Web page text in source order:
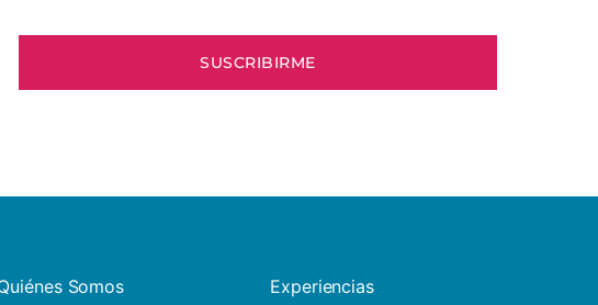
Somos
Experiencias